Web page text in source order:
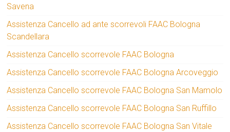
Savena
Assistenza Cancello ad ante scorrevoli FAAC Bologna
Scandellara
Assistenza Cancello scorrevole FAAC Bologna
Assistenza Cancello scorrevole FAAC Bologna Arcoveggio
Assistenza Cancello scorrevole FAAC Bologna San Mamolo
Assistenza Cancello scorrevole FAAC Bologna San Ruffillo
Assistenza Cancello scorrevole FAAC Bologna San Vitale